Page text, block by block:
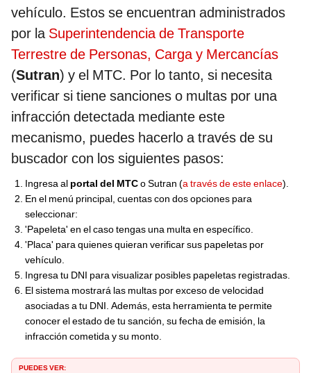
vehículo. Estos se encuentran administrados
por la Superintendencia de Transporte
Terrestre de Personas, Carga y Mercancías
(Sutran) y el MTC. Por lo tanto, si necesita
verificar si tiene sanciones o multas por una
infracción detectada mediante este
mecanismo, puedes hacerlo a través de su
buscador con los siguientes pasos:
Ingresa al portal del MTCo Sutran (a través de este enlace).
En el menú principal, cuentas con dos opciones para
seleccionar:
'Papeleta' en el caso tengas una multa en específico.
'Placa' para quienes quieran verificar sus papeletas por
vehículo.
Ingresa tu DNI para visualizar posibles papeletas registradas.
El sistema mostrará las multas por exceso de velocidad
asociadas a tu DNI. Además, esta herramienta te permite
conocer el estado de tu sanción, su fecha de emisión, la
infracción cometida y su monto.
PUEDES VER: